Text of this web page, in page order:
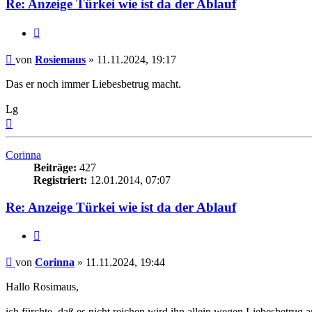
Re: Anzeige Türkei wie ist da der Ablauf
Beitrag
von Rosiemaus » 11.11.2024, 19:17
Das er noch immer Liebesbetrug macht.
Lg
Corinna
Beiträge: 427
Registriert: 12.01.2014, 07:07
Re: Anzeige Türkei wie ist da der Ablauf
Beitrag
von Corinna » 11.11.2024, 19:44
Hallo Rosimaus,